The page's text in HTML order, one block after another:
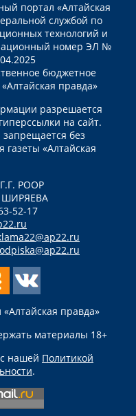
портал «Алтайская
службой по
технологий и
номер ЭЛ №
бюджетное
правда»
разрешается
на сайт.
без
газеты «Алтайская
РООР
ШИРЯЕВА
52-17
правда»
материалы 18+
нашей Политикой
.